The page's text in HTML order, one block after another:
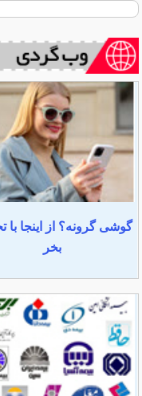
گوشی گرونه؟ از اینجا با
بخر